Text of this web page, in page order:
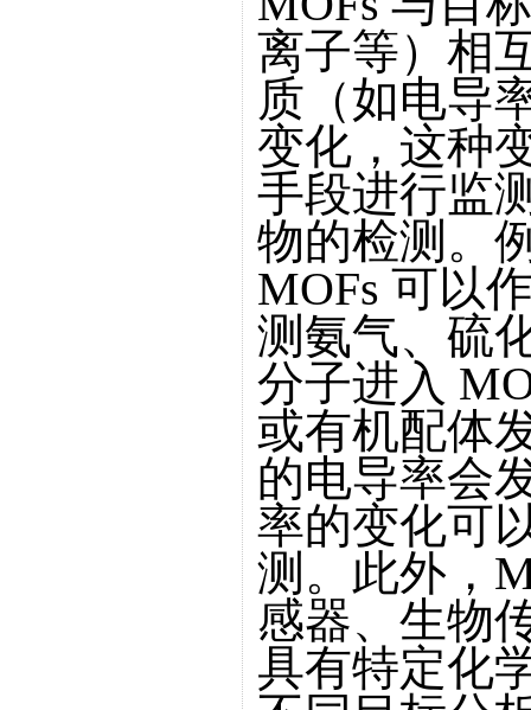
离子等）相
质（如电导
变化，这种
手段进行监
物的检测。
MOFs 可以
测氨气、硫
分子进入
或有机配体
的电导率会
率的变化可
测。此外，
感器、生物
具有特定化